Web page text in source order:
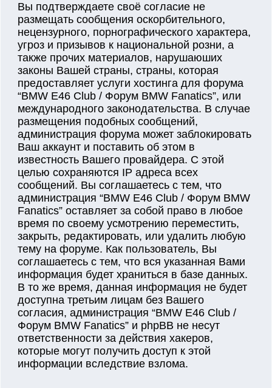
Вы подтверждаете своё согласие не
размещать сообщения оскорбительного,
нецензурного, порнографического характера,
угроз и призывов к национальной розни, а
также прочих материалов, нарушаюших
законы Вашей страны, страны, которая
предоставляет услуги хостинга для форума
“BMW E46 Club / Форум BMW Fanatics”, или
международного законодательства. В случае
размещения подобных сообщений,
администрация форума может заблокировать
Ваш аккаунт и поставить об этом в
известность Вашего провайдера. С этой
целью сохраняются IP адреса всех
сообщений. Вы соглашаетесь с тем, что
администрация “BMW E46 Club / Форум BMW
Fanatics” оставляет за собой право в любое
время по своему усмотрению переместить,
закрыть, редактировать, или удалить любую
тему на форуме. Как пользователь, Вы
соглашаетесь с тем, что вся указанная Вами
информация будет храниться в базе данных.
В то же время, данная информация не будет
доступна третьим лицам без Вашего
согласия, администрация “BMW E46 Club /
Форум BMW Fanatics” и phpBB не несут
ответственности за действия хакеров,
которые могут получить доступ к этой
информации вследствие взлома.